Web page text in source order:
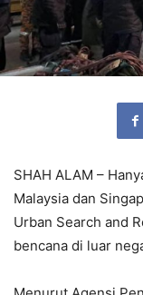
SHAH ALAM –
Malaysia dan
Urban Search and
bencana di luar